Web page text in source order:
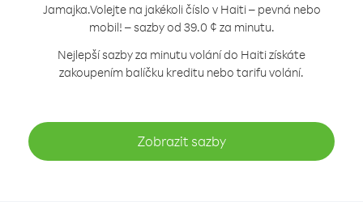
Jamajka.Volejte na jakékoli číslo v Haiti – pevná nebo
mobil! – sazby od 39.0 ¢ za minutu.
Nejlepší sazby za minutu volání do Haiti získáte
zakoupením balíčku kreditu nebo tarifu volání.
Zobrazit sazby